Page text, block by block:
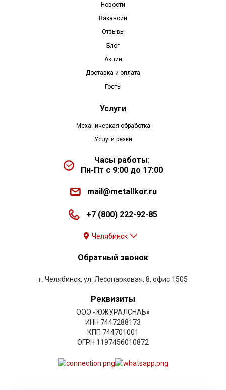
Новости
Вакансии
Отзывы
Блог
Акции
Доставка и оплата
Госты
Услуги
Механическая обработка
Услуги резки
Часы работы:
Пн-Пт с 9:00 до 17:00
mail@metallkor.ru
+7 (800) 222-92-85
Челябинск
Обратный звонок
г. Челябинск, ул. Лесопарковая, 8, офис 1505
Реквизиты
ООО «ЮЖУРАЛСНАБ»
ИНН 7447288173
КПП 744701001
ОГРН 1197456010872